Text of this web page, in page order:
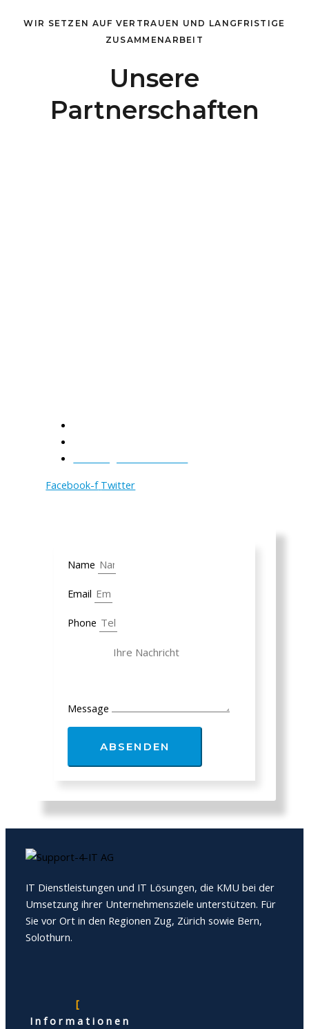
WIR SETZEN AUF VERTRAUEN UND LANGFRISTIGE
ZUSAMMENARBEIT
Unsere
Partnerschaften
Facebook-f Twitter
Name
Email
Phone
Message
ABSENDEN
IT Dienstleistungen und IT Lösungen, die KMU bei der
Umsetzung ihrer Unternehmensziele unterstützen. Für
Sie vor Ort in den Regionen Zug, Zürich sowie Bern,
Solothurn.
Informationen